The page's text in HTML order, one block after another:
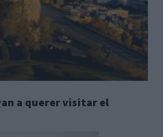
a querer visitar el